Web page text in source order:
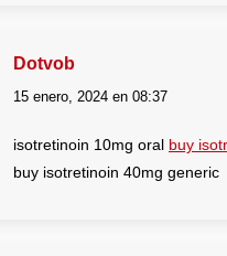
Dotvob
dice:
15 enero, 2024 en 08:37
isotretinoin 10mg oral buy
buy isotretinoin 40mg generic